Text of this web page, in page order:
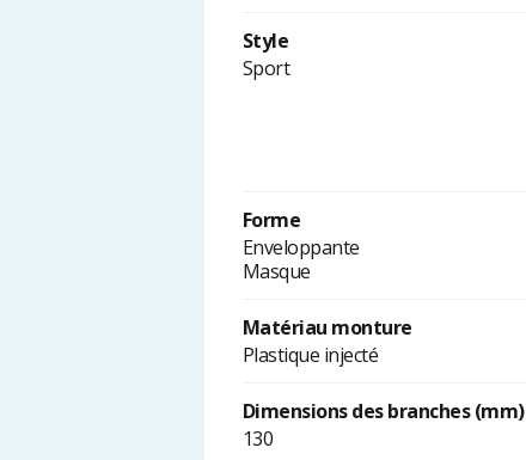
Style
Sport
Forme
Enveloppante
Masque
Matériau monture
Plastique injecté
Dimensions des branches (mm)
130